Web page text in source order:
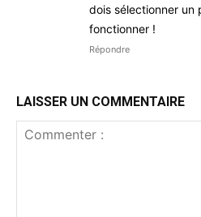
dois sélectionner un
fonctionner !
Répondre
LAISSER UN COMMENTAIRE